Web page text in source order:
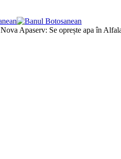
Nova Apaserv: Se oprește apa în